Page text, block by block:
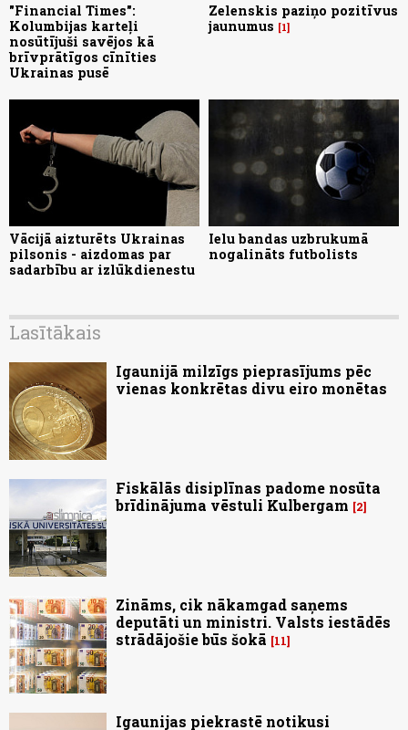
"Financial Times":
Kolumbijas karteļi
nosūtījuši savējos kā
brīvprātīgos cīnīties
Ukrainas pusē
Zelenskis paziņo pozitīvus
jaunumus
1
Vācijā aizturēts Ukrainas
pilsonis - aizdomas par
sadarbību ar izlūkdienestu
Ielu bandas uzbrukumā
nogalināts futbolists
Lasītākais
Igaunijā milzīgs pieprasījums pēc
vienas konkrētas divu eiro monētas
Fiskālās disiplīnas padome nosūta
brīdinājuma vēstuli Kulbergam
2
Zināms, cik nākamgad saņems
deputāti un ministri. Valsts iestādēs
strādājošie būs šokā
11
Igaunijas piekrastē notikusi